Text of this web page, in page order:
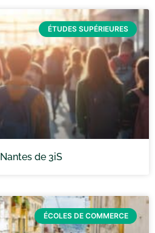
ÉTUDES SUPÉRIEURES
de 3iS
ÉCOLES DE COMMERCE